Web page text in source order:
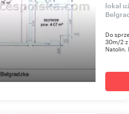
lokal
Do
30m/2
Natolin.